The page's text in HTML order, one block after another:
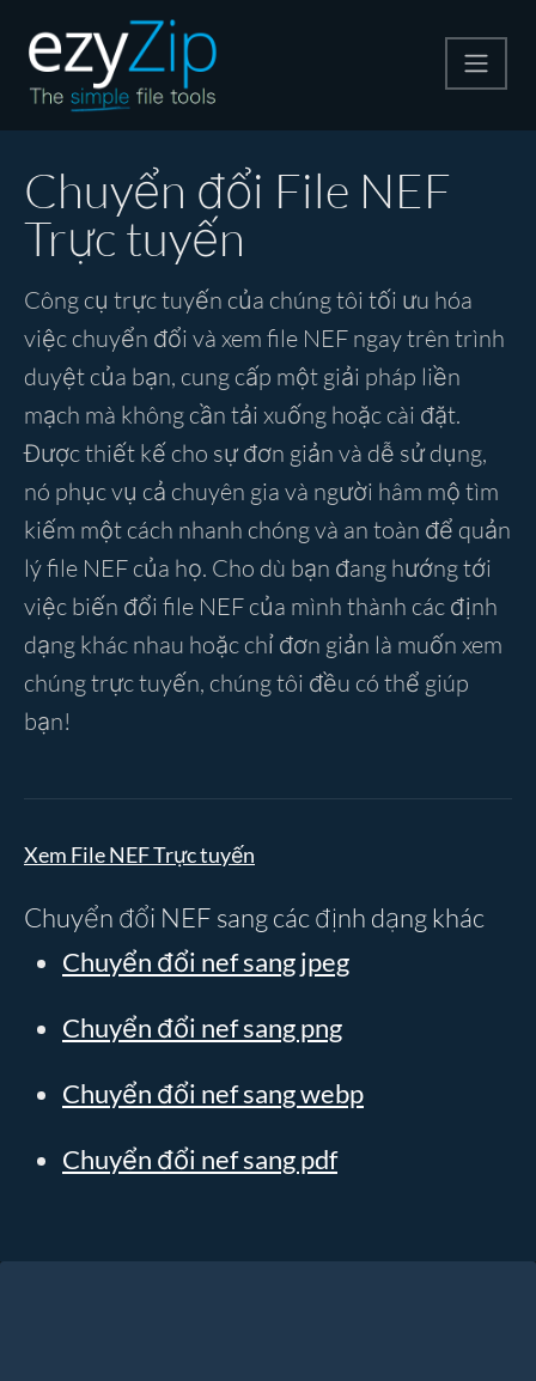
Giải nén
Công cụ chuyển đổi
Công cụ khác
Chuyển đổi File NEF
Trực tuyến
Công cụ trực tuyến của chúng tôi tối ưu hóa
việc chuyển đổi và xem file NEF ngay trên trình
duyệt của bạn, cung cấp một giải pháp liền
mạch mà không cần tải xuống hoặc cài đặt.
Được thiết kế cho sự đơn giản và dễ sử dụng,
nó phục vụ cả chuyên gia và người hâm mộ tìm
kiếm một cách nhanh chóng và an toàn để quản
lý file NEF của họ. Cho dù bạn đang hướng tới
việc biến đổi file NEF của mình thành các định
dạng khác nhau hoặc chỉ đơn giản là muốn xem
chúng trực tuyến, chúng tôi đều có thể giúp
bạn!
Xem File NEF Trực tuyến
Chuyển đổi NEF sang các định dạng khác
Chuyển đổi nef sang jpeg
Chuyển đổi nef sang png
Chuyển đổi nef sang webp
Chuyển đổi nef sang pdf